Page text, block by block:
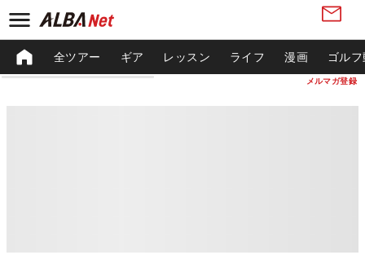
メルマガ登録
全ツアー ギア レッスン ライフ 漫画 ゴル